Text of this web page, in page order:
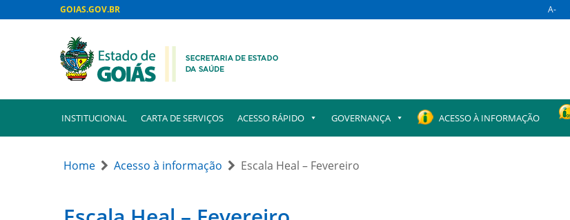
GOIAS.GOV.BR A-
INSTITUCIONAL CARTA DE SERVIÇOS ACESSO RÁPIDO GOVERNANÇA ACESSO À INFORMAÇÃO
Home Acesso à informação Escala Heal – Fevereiro